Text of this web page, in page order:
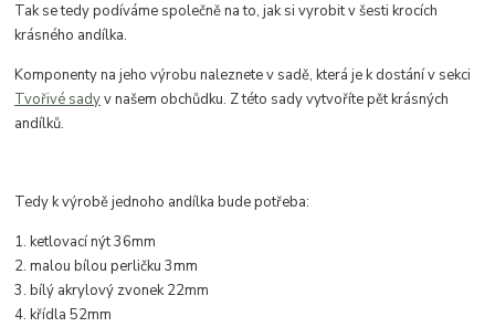
Tak se tedy podíváme společně na to, jak si vyrobit v šesti krocích
krásného andílka.
Komponenty na jeho výrobu naleznete v sadě, která je k dostání v sekci
Tvořivé sadyv našem obchůdku. Z této sady vytvoříte pět krásných
andílků.
Tedy k výrobě jednoho andílka bude potřeba:
1. ketlovací nýt 36mm
2. malou bílou perličku 3mm
3. bílý akrylový zvonek 22mm
4. křídla 52mm